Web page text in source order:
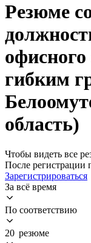
Резюме
офисного
гибким
область)
Чтобы видеть все
После регистрации
Зарегистрироваться
За всё время
По соответствию
20 резюме